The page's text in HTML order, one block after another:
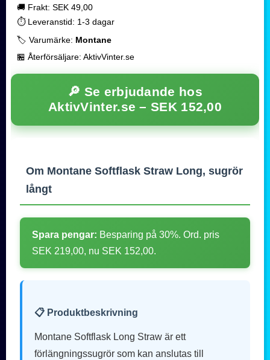
🚚 Frakt: SEK 49,00
⏱️ Leveranstid: 1-3 dagar
🏷️ Varumärke: Montane
🏪 Återförsäljare: AktivVinter.se
🔎 Se erbjudande hos
AktivVinter.se –SEK 152,00
Om Montane Softflask Straw Long, sugrör
långt
Spara pengar: Besparing på 30%. Ord. pris
SEK 219,00, nu SEK 152,00.
📋 Produktbeskrivning
Montane Softflask Long Straw är ett
förlängningssugrör som kan anslutas till